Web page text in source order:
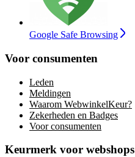
Google Safe Browsing
Voor consumenten
Leden
Meldingen
Waarom WebwinkelKeur?
Zekerheden en Badges
Voor consumenten
Keurmerk voor webshops